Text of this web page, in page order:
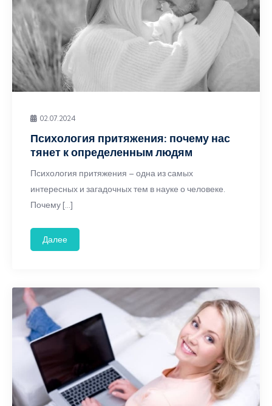
02.07.2024
Психология притяжения: почему нас
тянет к определенным людям
Психология притяжения – одна из самых
интересных и загадочных тем в науке о человеке.
Почему […]
Далее